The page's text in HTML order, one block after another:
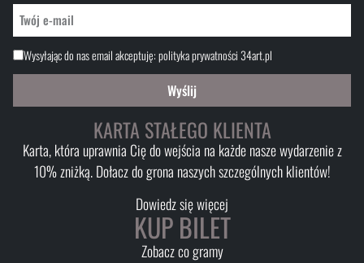
Wysyłając do nas email akceptuję:polityka prywatności 34art.pl
Wyślij
KARTA STAŁEGO KLIENTA
Karta, która uprawnia Cię do wejścia na każde nasze wydarzenie z
10% zniżką. Dołacz do grona naszych szczególnych klientów!
Dowiedz się więcej
KUP BILET
Zobacz co gramy